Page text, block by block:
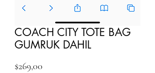
COACH CITY TOTE BAG
GUMRUK DAHIL
$269,00